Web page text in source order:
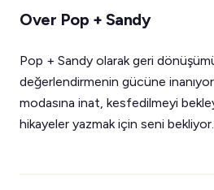
Over Pop + Sandy
Pop + Sandy olarak geri
değerlendirmenin gücüne
modasına inat, kesfedilmeyi
hikayeler yazmak için seni bekliyor.